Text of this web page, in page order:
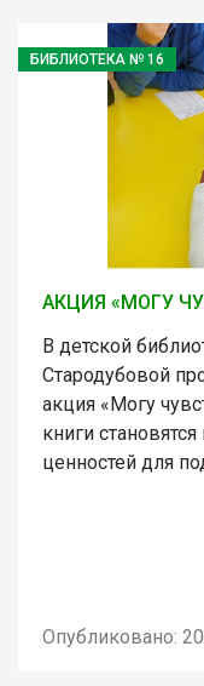
БИБЛИОТЕКА № 16
АКЦИЯ «МОГУ
В детской
Стародубовой
акция «Могу
книги
ценностей для
Опубликовано: